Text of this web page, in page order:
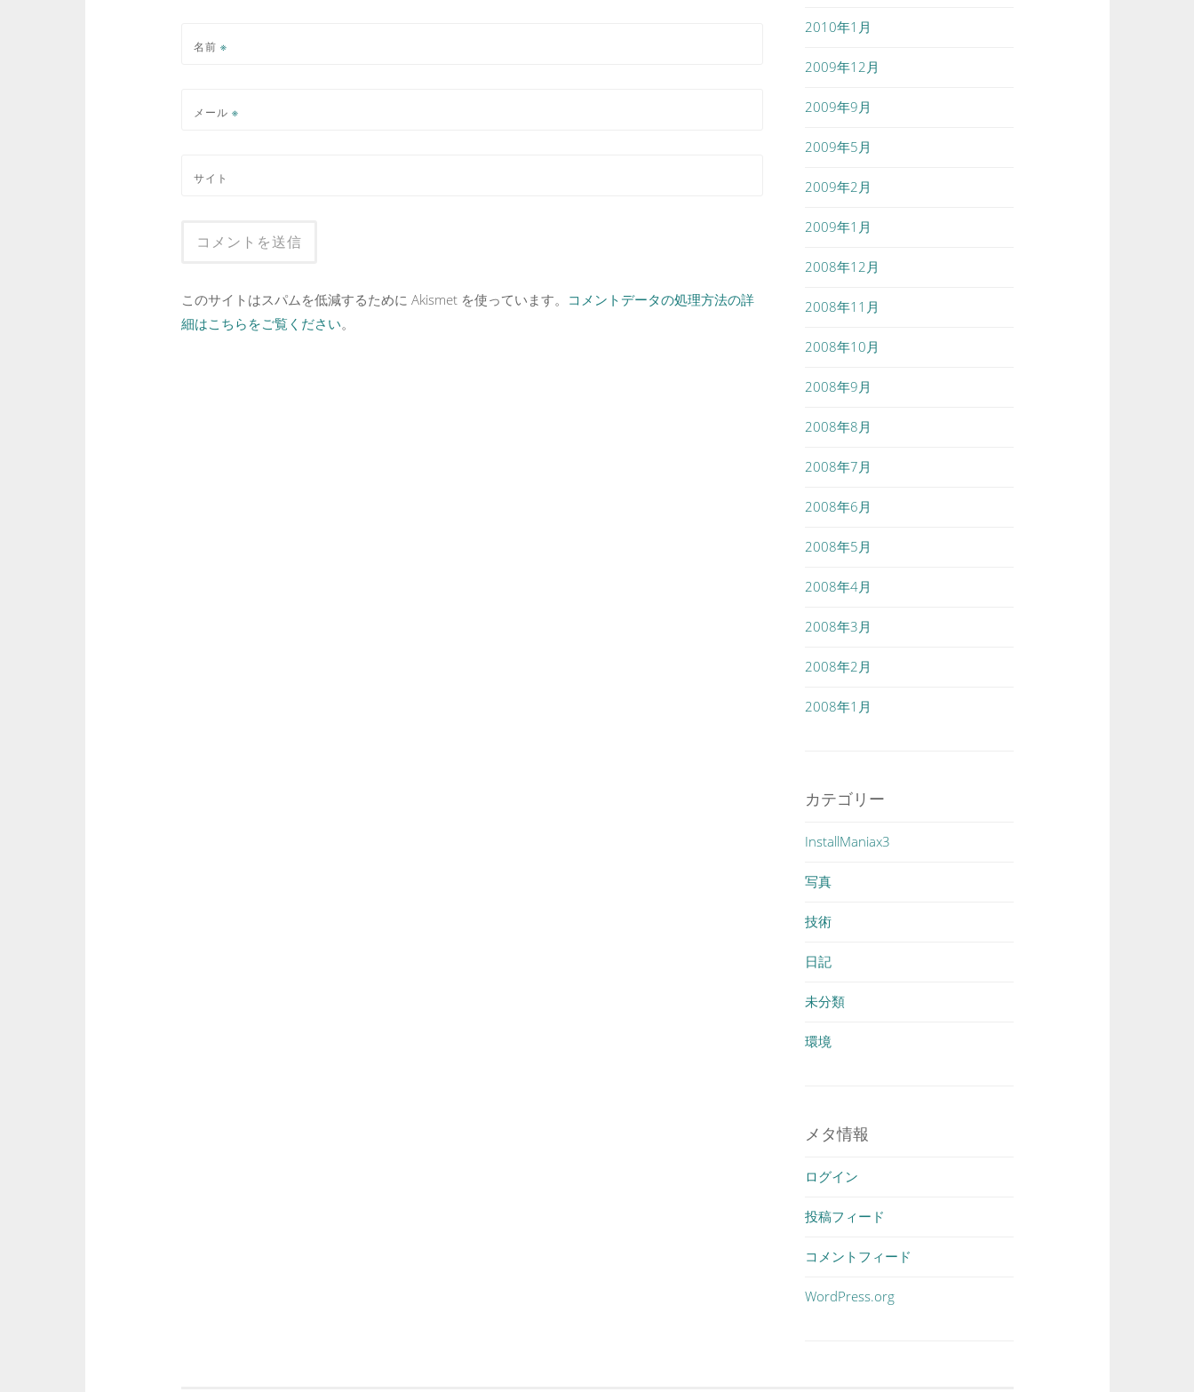
名前 ※
メール ※
サイト
このサイトはスパムを低減するために Akismet を使っています。 コメントデータの処理方法の詳
細はこちらをご覧ください。
2010年1月
2009年12月
2009年9月
2009年5月
2009年2月
2009年1月
2008年12月
2008年11月
2008年10月
2008年9月
2008年8月
2008年7月
2008年6月
2008年5月
2008年4月
2008年3月
2008年2月
2008年1月
カテゴリー
InstallManiax3
写真
技術
日記
未分類
環境
メタ情報
ログイン
投稿フィード
コメントフィード
WordPress.org